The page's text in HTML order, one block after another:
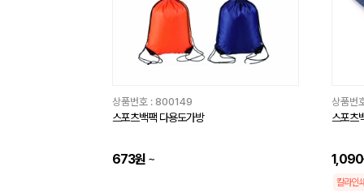
상품번호 : 800149
스포츠백팩 다용도가방
673원 ~
상품번
스포츠
칼라인